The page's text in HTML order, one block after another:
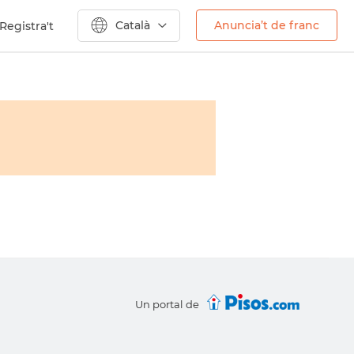
Registra't Català Anuncia’t de franc
Un portal de